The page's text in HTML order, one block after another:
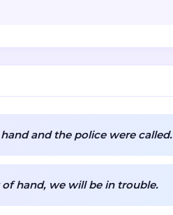
and the police were called.
hand, we will be in trouble.